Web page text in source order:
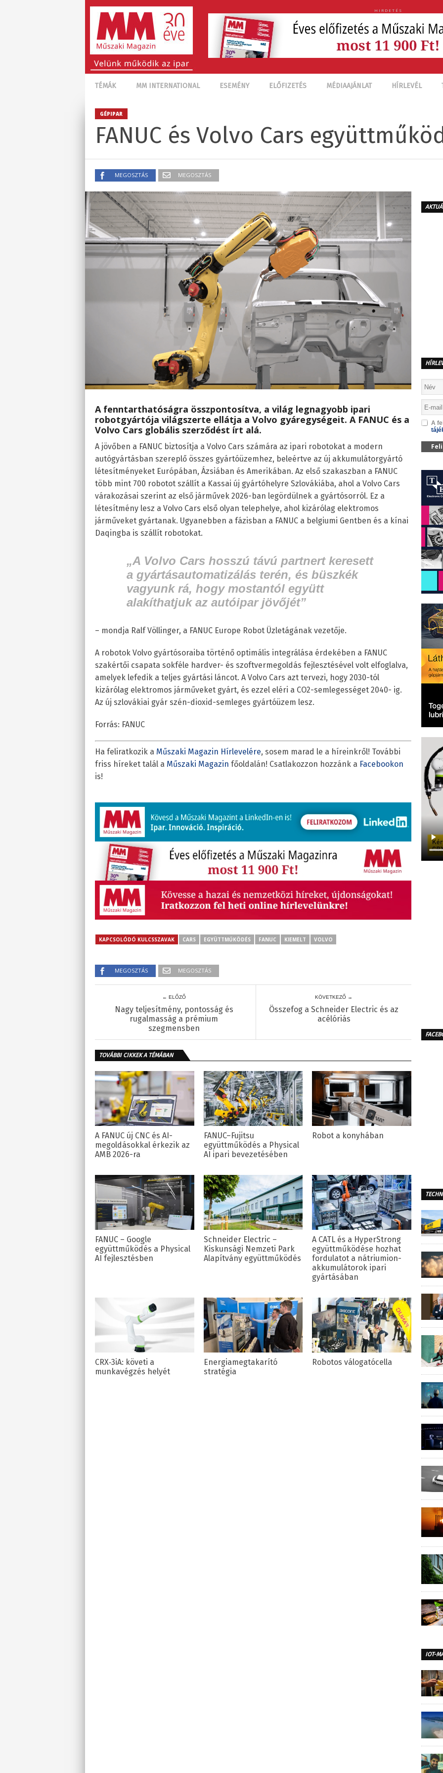
HIRDETÉS
TÉMÁK MM INTERNATIONAL ESEMÉNY ELŐFIZETÉS MÉDIAAJÁNLAT HÍRLEVÉL
GÉPIPAR
FANUC és Volvo Cars
MEGOSZTÁS MEGOSZTÁS
A fenntarthatóságra összpontosítva, a világ legnagyobb ipari
robotgyártója világszerte ellátja a Volvo gyáregységeit. A FANUC és a
Volvo Cars globális szerződést írt alá.
A jövőben a FANUC biztosítja a Volvo Cars számára az ipari robotokat a modern
autógyártásban szereplő összes gyártóüzemhez, beleértve az új akkumulátorgyártó
létesítményeket Európában, Ázsiában és Amerikában. Az első szakaszban a FANUC
több mint 700 robotot szállít a Kassai új gyártóhelyre Szlovákiába, ahol a Volvo Cars
várakozásai szerint az első járművek 2026-ban legördülnek a gyártósorról. Ez a
létesítmény lesz a Volvo Cars első olyan telephelye, ahol kizárólag elektromos
járműveket gyártanak. Ugyanebben a fázisban a FANUC a belgiumi Gentben és a kínai
Daqingba is szállít robotokat.
„A Volvo Cars hosszú távú partnert keresett
a gyártásautomatizálás terén, és büszkék
vagyunk rá, hogy mostantól együtt
alakíthatjuk az autóipar jövőjét”
– mondja Ralf Völlinger, a FANUC Europe Robot Üzletágának vezetője.
A robotok Volvo gyártósoraiba történő optimális integrálása érdekében a FANUC
szakértői csapata sokféle hardver- és szoftvermegoldás fejlesztésével volt elfoglalva,
amelyek lefedik a teljes gyártási láncot. A Volvo Cars azt tervezi, hogy 2030-tól
kizárólag elektromos járműveket gyárt, és ezzel eléri a CO2-semlegességet 2040- ig.
Az új szlovákiai gyár szén-dioxid-semleges gyártóüzem lesz.
Forrás: FANUC
Ha feliratkozik a Műszaki Magazin Hírlevelére, sosem marad le a híreinkről! További
friss híreket talál a Műszaki Magazin főoldalán! Csatlakozzon hozzánk a Facebookon
is!
KAPCSOLÓDÓ KULCSSZAVAK CARS EGYÜTTMŰKÖDÉS FANUC KIEMELT VOLVO
MEGOSZTÁS MEGOSZTÁS
← ELŐZŐ
Nagy teljesítmény, pontosság és
rugalmasság a prémium
szegmensben
KÖVETKEZŐ →
Összefog a Schneider Electric és az
acélóriás
TOVÁBBI CIKKEK A TÉMÁBAN
A FANUC új CNC és AI-
megoldásokkal érkezik az
AMB 2026-ra
FANUC–Fujitsu
együttműködés a Physical
AI ipari bevezetésében
Robot a konyhában
FANUC – Google
együttműködés a Physical
AI fejlesztésben
Schneider Electric –
Kiskunsági Nemzeti Park
Alapítvány együttműködés
A CATL és a HyperStrong
együttműködése hozhat
fordulatot a nátriumion-
akkumulátorok ipari
gyártásában
CRX‑3iA: követi a
munkavégzés helyét
Energiamegtakarító
stratégia
Robotos válogatócella
A
IOT-